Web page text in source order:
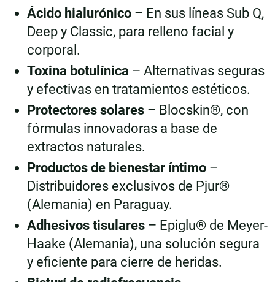
Ácido hialurónico – En sus líneas Sub Q,
Deep y Classic, para relleno facial y
corporal.
Toxina botulínica – Alternativas seguras
y efectivas en tratamientos estéticos.
Protectores solares – Blocskin®, con
fórmulas innovadoras a base de
extractos naturales.
Productos de bienestar íntimo –
Distribuidores exclusivos de Pjur®
(Alemania) en Paraguay.
Adhesivos tisulares – Epiglu® de Meyer-
Haake (Alemania), una solución segura
y eficiente para cierre de heridas.